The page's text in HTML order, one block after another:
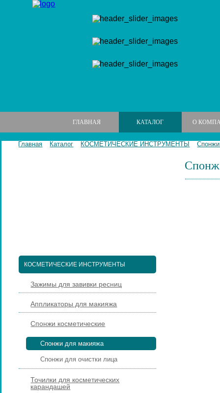
ГЛАВНАЯ КАТАЛОГ О
Главная Каталог КОСМЕТИЧЕСКИЕ ИНСТРУМЕНТЫ Спонжи
КОСМЕТИЧЕСКИЕ ИНСТРУМЕНТЫ
Зажимы для завивки ресниц
Аппликаторы для макияжа
Спонжи косметические
Спонжи для макияжа
Спонжи для очистки лица
Точилки для косметических
карандашей
Спонж